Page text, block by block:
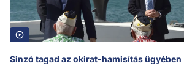
Sinzó tagad az okirat-hamisítás ügyében